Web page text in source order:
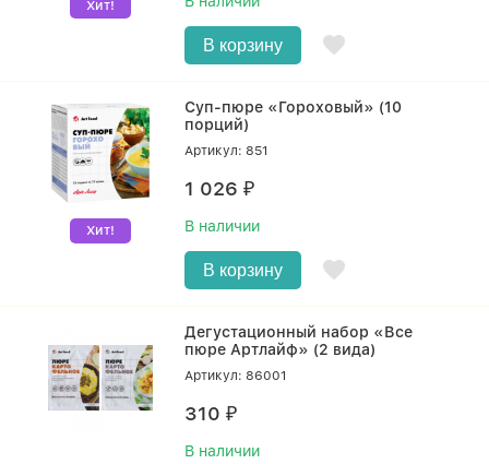
Хит!
В корзину
Хит!
Суп-пюре «Гороховый» (10
порций)
Артикул: 851
1 026₽
В наличии
В корзину
Дегустационный набор «Все
пюре Артлайф» (2 вида)
Артикул: 86001
310₽
В наличии